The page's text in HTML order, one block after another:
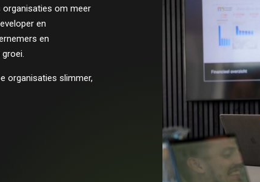
organisaties om meer
en
en
organisaties slimmer,